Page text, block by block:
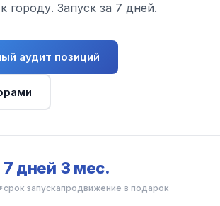
городу. Запуск за 7 дней.
аудит позиций
7 дней
срок запуска
3 мес.
продвижение в подарок